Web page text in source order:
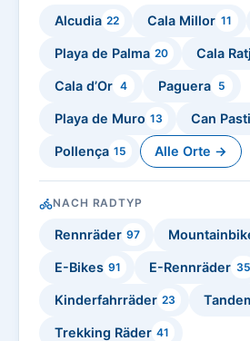
Alcudia 22 Cala Millor 11
Playa de Palma 20 Cala
Cala d’Or 4 Paguera 5
Playa de Muro 13 Can
Pollença 15 Alle Orte →
NACH RADTYP
Rennräder 97
E-Bikes 91 E-Rennräder 35
Kinderfahrräder 23
Trekking Räder 41